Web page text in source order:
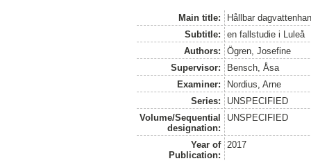
Main title:
Hållbar
Subtitle:
en fallstudie i Luleå
Authors:
Ögren, Josefine
Supervisor:
Bensch, Åsa
Examiner:
Nordius, Arne
Series:
UNSPECIFIED
Volume/Sequential
designation:
UNSPECIFIED
Year of
Publication:
2017